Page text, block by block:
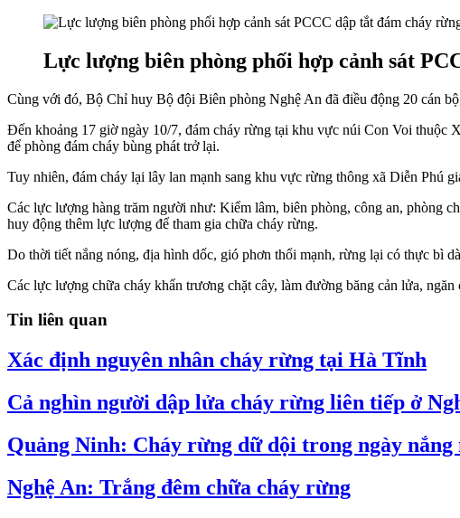
Lực lượng biên phòng phối hợp cảnh sát
Cùng với đó, Bộ Chỉ huy Bộ đội Biên phòng Nghệ An đã điều động 20 cán
Đến khoảng 17 giờ ngày 10/7, đám cháy rừng tại khu vực núi Con Voi
để phòng đám cháy bùng phát trở lại.
Tuy nhiên, đám cháy lại lây lan mạnh sang khu vực rừng thông xã Diễn Phú
Các lực lượng hàng trăm người như: Kiểm lâm, biên phòng, công an, phòng
huy động thêm lực lượng để tham gia chữa cháy rừng.
Do thời tiết nắng nóng, địa hình dốc, gió phơn thổi mạnh, rừng lại có thực bì
Các lực lượng chữa cháy khẩn trương chặt cây, làm đường băng cản lửa,
Tin liên quan
Xác định nguyên nhân cháy rừng tại Hà Tĩnh
Cả nghìn người dập lửa cháy rừng liên tiếp ở
Quảng Ninh: Cháy rừng dữ dội trong ngày nắng
Nghệ An: Trắng đêm chữa cháy rừng